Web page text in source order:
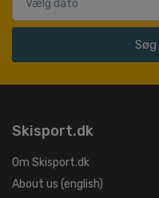
Søg
Skisport.dk
Om Skisport.dk
About us (english)